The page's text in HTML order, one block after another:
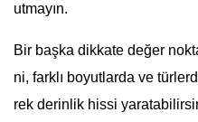
utmayın.
Bir başka dikkate değer
ni, farklı boyutlarda ve
rek derinlik hissi